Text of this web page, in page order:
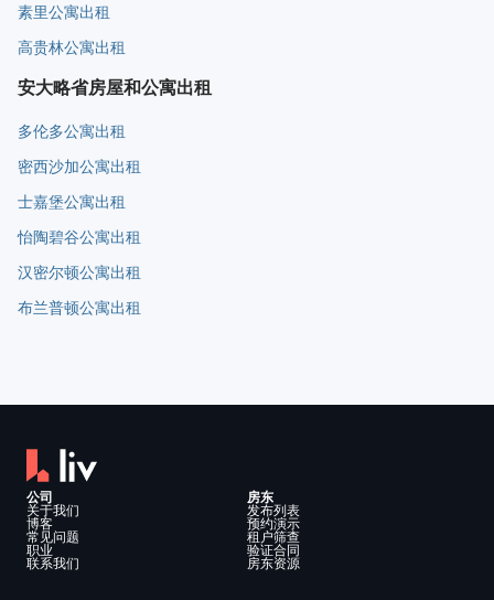
素里公寓出租
高贵林公寓出租
安大略省房屋和公寓出租
多伦多公寓出租
密西沙加公寓出租
士嘉堡公寓出租
怡陶碧谷公寓出租
汉密尔顿公寓出租
布兰普顿公寓出租
公司
关于我们
博客
常见问题
职业
联系我们
房东
发布列表
预约演示
租户筛查
验证合同
房东资源